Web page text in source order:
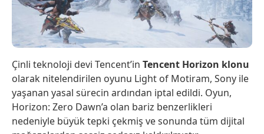
Çinli teknoloji devi Tencent’in Tencent Horizon klonu
olarak nitelendirilen oyunu Light of Motiram, Sony ile
yaşanan yasal sürecin ardından iptal edildi. Oyun,
Horizon: Zero Dawn’a olan bariz benzerlikleri
nedeniyle büyük tepki çekmiş ve sonunda tüm dijital